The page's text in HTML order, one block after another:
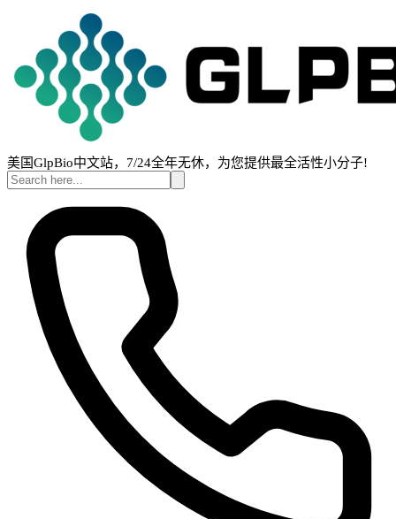
美国GlpBio中文站，7/24全年无休，为您提供最全活性小分子!